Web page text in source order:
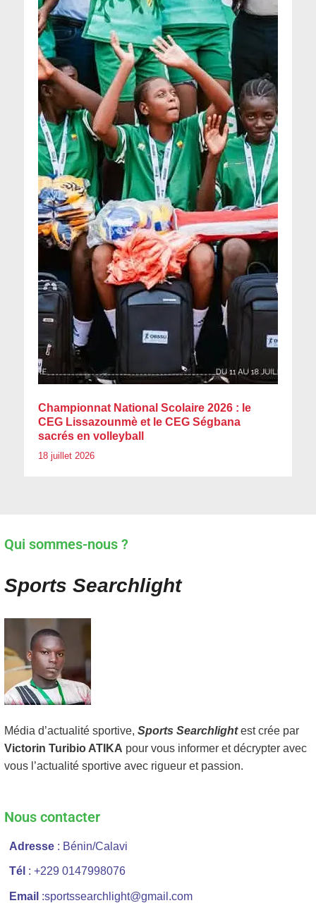
Championnat National Scolaire 2026 : le
CEG Lissazounmè et le CEG Ségbana
sacrés en volleyball
18 juillet 2026
Qui sommes-nous ?
Sports Searchlight
Média d’actualité sportive, Sports Searchlightest crée par
Victorin Turibio ATIKA pour vous informer et décrypter avec
vous l’actualité sportive avec rigueur et passion.
Nous contacter
Adresse : Bénin/Calavi
Tél : +229 0147998076
Email :sportssearchlight@gmail.com